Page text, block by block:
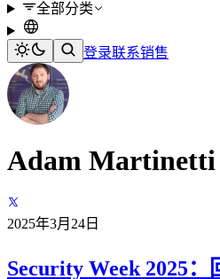
全部分类
登录联系销售
Adam Martinetti
2025年3月24日
Security Week 2025：